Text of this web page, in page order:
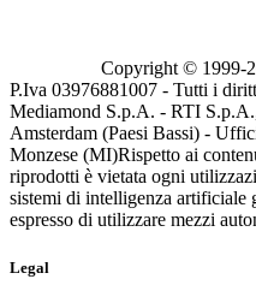
Copyright © 1999-
P.Iva 03976881007 - Tutti i
Mediamond S.p.A. - RTI
Amsterdam (Paesi Bassi) -
Monzese (MI)Rispetto ai
riprodotti è vietata ogni
sistemi di intelligenza artificiale
espresso di utilizzare mezzi
Legal